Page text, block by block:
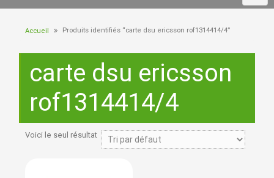
Accueil Produits identifiés “carte dsu ericsson rof1314414/4”
carte dsu ericsson
rof1314414/4
Voici le seul résultat